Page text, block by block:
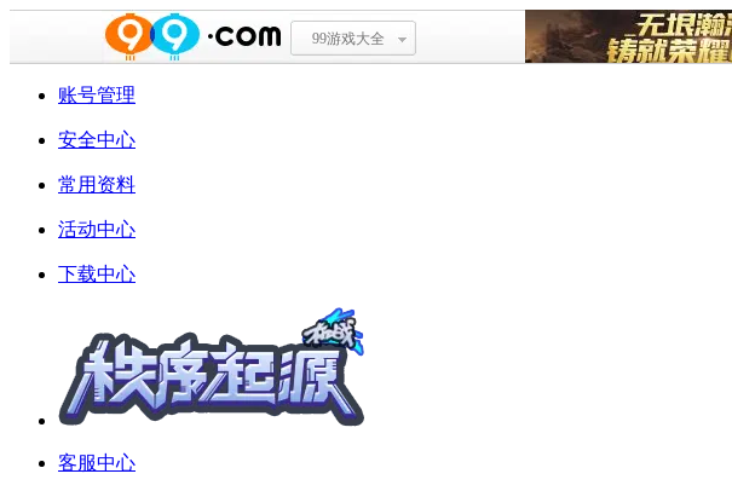
99游戏大全
账号管理
安全中心
常用资料
活动中心
下载中心
客服中心